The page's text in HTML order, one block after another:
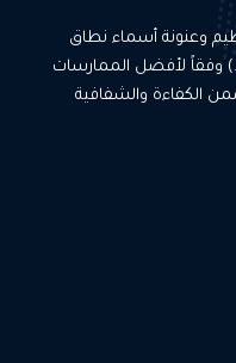
وعنونة أسماء نطاق
المستوى الأعلى لجمهورية السودان (SD.) وفقاً لأفضل الممارسات
الكفاءة والشفافية